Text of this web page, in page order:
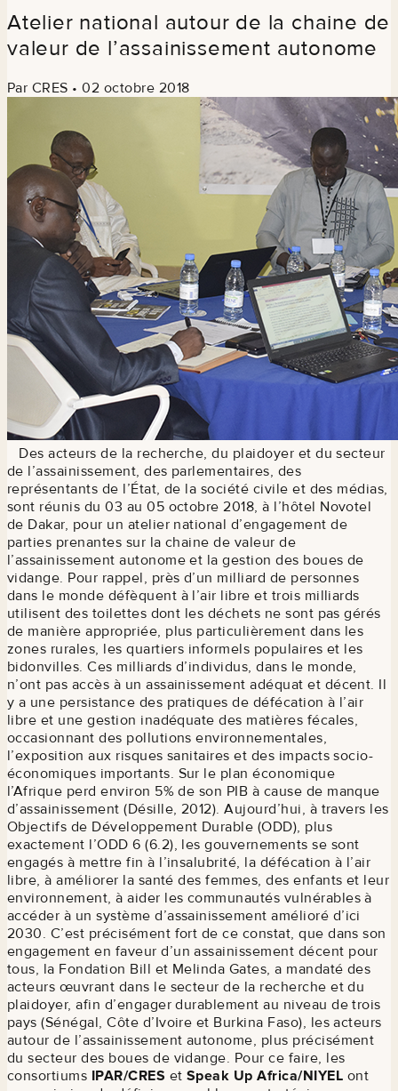
Atelier national autour de la chaine de
valeur de l’assainissement autonome
Par CRES • 02 octobre 2018
Des acteurs de la recherche, du plaidoyer et du secteur
de l’assainissement, des parlementaires, des
représentants de l’État, de la société civile et des médias,
sont réunis du 03 au 05 octobre 2018, à l’hôtel Novotel
de Dakar, pour un atelier national d’engagement de
parties prenantes sur la chaine de valeur de
l’assainissement autonome et la gestion des boues de
vidange. Pour rappel, près d’un milliard de personnes
dans le monde défèquent à l’air libre et trois milliards
utilisent des toilettes dont les déchets ne sont pas gérés
de manière appropriée, plus particulièrement dans les
zones rurales, les quartiers informels populaires et les
bidonvilles. Ces milliards d’individus, dans le monde,
n’ont pas accès à un assainissement adéquat et décent. Il
y a une persistance des pratiques de défécation à l’air
libre et une gestion inadéquate des matières fécales,
occasionnant des pollutions environnementales,
l’exposition aux risques sanitaires et des impacts socio-
économiques importants. Sur le plan économique
l’Afrique perd environ 5% de son PIB à cause de manque
d’assainissement (Désille, 2012). Aujourd’hui, à travers les
Objectifs de Développement Durable (ODD), plus
exactement l’ODD 6 (6.2), les gouvernements se sont
engagés à mettre fin à l’insalubrité, la défécation à l’air
libre, à améliorer la santé des femmes, des enfants et leur
environnement, à aider les communautés vulnérables à
accéder à un système d’assainissement amélioré d’ici
2030. C’est précisément fort de ce constat, que dans son
engagement en faveur d’un assainissement décent pour
tous, la Fondation Bill et Melinda Gates, a mandaté des
acteurs œuvrant dans le secteur de la recherche et du
plaidoyer, afin d’engager durablement au niveau de trois
pays (Sénégal, Côte d’Ivoire et Burkina Faso), les acteurs
autour de l’assainissement autonome, plus précisément
du secteur des boues de vidange. Pour ce faire, les
consortiums IPAR/CRES etSpeak Up Africa/NIYEL ont